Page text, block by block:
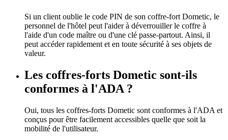
Si un client oublie le code PIN de son coffre-fort Dometic, le
personnel de l'hôtel peut l'aider à déverrouiller le coffre à
l'aide d'un code maître ou d'une clé passe-partout. Ainsi, il
peut accéder rapidement et en toute sécurité à ses objets de
valeur.
Les coffres-forts Dometic sont-ils
conformes à l'ADA ?
Oui, tous les coffres-forts Dometic sont conformes à l'ADA et
conçus pour être facilement accessibles quelle que soit la
mobilité de l'utilisateur.